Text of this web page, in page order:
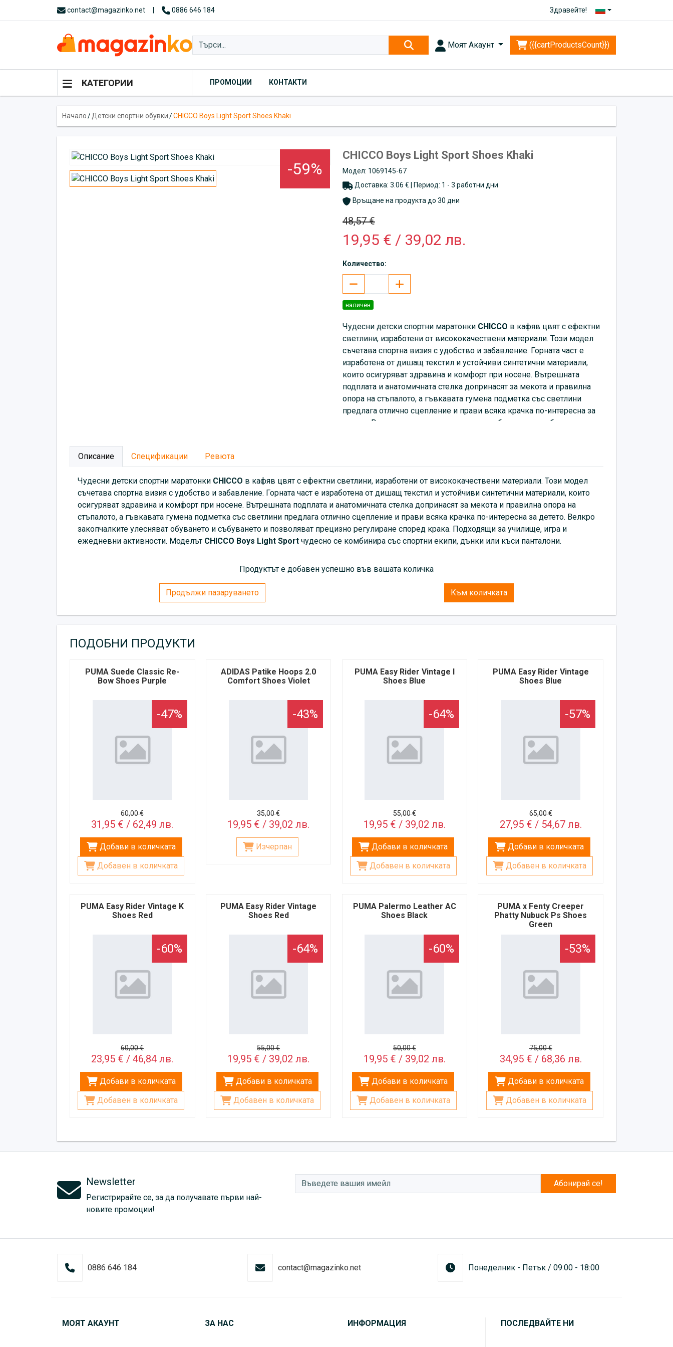
contact@magazinko.net 0886 646 184 Здравейте!
Моят Акаунт ({{cartProductsCount}})
КАТЕГОРИИ ПРОМОЦИИ КОНТАКТИ
Начало/Детски спортни обувки/CHICCO Boys Light Sport Shoes Khaki
-59%
CHICCO Boys Light Sport Shoes Khaki
Модел: 1069145-67
Доставка: 3.06 € | Период: 1 - 3 работни дни
Връщане на продукта до 30 дни
48,57 €
19,95 € / 39,02 лв.
Количество:
наличен
Чудесни детски спортни маратонки CHICCO в кафяв цвят с ефектни
светлини, изработени от висококачествени материали. Този модел
съчетава спортна визия с удобство и забавление. Горната част е
изработена от дишащ текстил и устойчиви синтетични материали,
които осигуряват здравина и комфорт при носене. Вътрешната
подплата и анатомичната стелка допринасят за мекота и правилна
опора на стъпалото, а гъвкавата гумена подметка със светлини
предлага отлично сцепление и прави всяка крачка по-интересна за
детето. Велкро закопчалките улесняват обуването и събуването и
Описание Спецификации Ревюта
Чудесни детски спортни маратонки CHICCO в кафяв цвят с ефектни светлини, изработени от висококачествени материали. Този модел
съчетава спортна визия с удобство и забавление. Горната част е изработена от дишащ текстил и устойчиви синтетични материали, които
осигуряват здравина и комфорт при носене. Вътрешната подплата и анатомичната стелка допринасят за мекота и правилна опора на
стъпалото, а гъвкавата гумена подметка със светлини предлага отлично сцепление и прави всяка крачка по-интересна за детето. Велкро
закопчалките улесняват обуването и събуването и позволяват прецизно регулиране според крака. Подходящи за училище, игра и
ежедневни активности. Моделът CHICCO Boys Light Sport чудесно се комбинира със спортни екипи, дънки или къси панталони.
Продуктът е добавен успешно във вашата количка
Продължи пазаруването Към количката
ПОДОБНИ ПРОДУКТИ
PUMA Suede Classic Re-
Bow Shoes Purple
-47%
60,00 €
31,95 € / 62,49 лв.
Добави в количката
Добавен в количката
ADIDAS Patike Hoops 2.0
Comfort Shoes Violet
-43%
35,00 €
19,95 € / 39,02 лв.
Изчерпан
PUMA Easy Rider Vintage I
Shoes Blue
-64%
55,00 €
19,95 € / 39,02 лв.
Добави в количката
Добавен в количката
PUMA Easy Rider Vintage
Shoes Blue
-57%
65,00 €
27,95 € / 54,67 лв.
Добави в количката
Добавен в количката
PUMA Easy Rider Vintage K
Shoes Red
-60%
60,00 €
23,95 € / 46,84 лв.
Добави в количката
Добавен в количката
PUMA Easy Rider Vintage
Shoes Red
-64%
55,00 €
19,95 € / 39,02 лв.
Добави в количката
Добавен в количката
PUMA Palermo Leather AC
Shoes Black
-60%
50,00 €
19,95 € / 39,02 лв.
Добави в количката
Добавен в количката
PUMA x Fenty Creeper
Phatty Nubuck Ps Shoes
Green
-53%
75,00 €
34,95 € / 68,36 лв.
Добави в количката
Добавен в количката
Newsletter
Регистрирайте се, за да получавате първи най-
новите промоции!
Абонирай се!
0886 646 184 contact@magazinko.net Понеделник - Петък / 09:00 - 18:00
МОЯТ АКАУНТ ЗА НАС ИНФОРМАЦИЯ ПОСЛЕДВАЙТЕ НИ